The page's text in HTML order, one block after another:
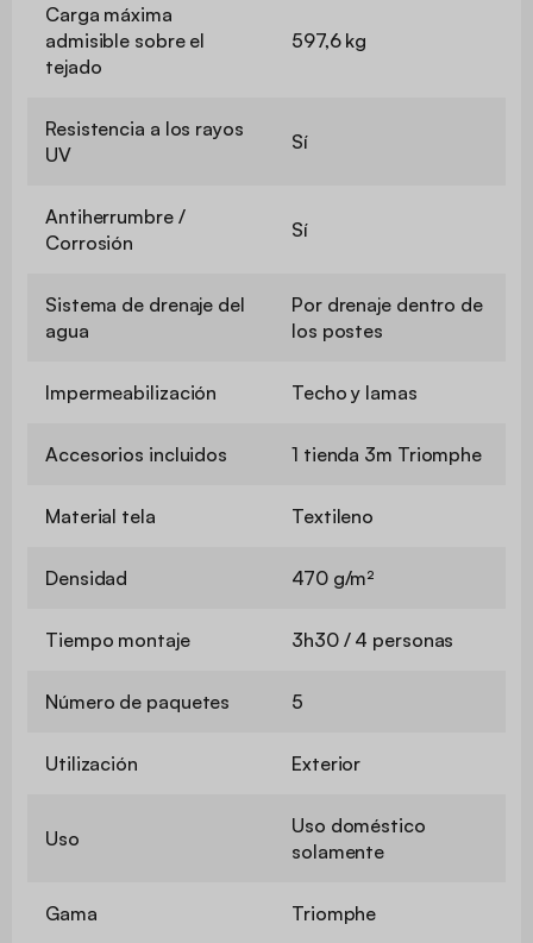
Carga máxima
admisible sobre el
tejado
597,6 kg
Resistencia a los rayos
UV
Sí
Antiherrumbre /
Corrosión
Sí
Sistema de drenaje del
agua
Por drenaje dentro de
los postes
Impermeabilización Techo y lamas
Accesorios incluidos 1 tienda 3m Triomphe
Material tela Textileno
Densidad 470 g/m²
Tiempo montaje 3h30 / 4 personas
Número de paquetes 5
Utilización Exterior
Uso
Uso doméstico
solamente
Gama Triomphe